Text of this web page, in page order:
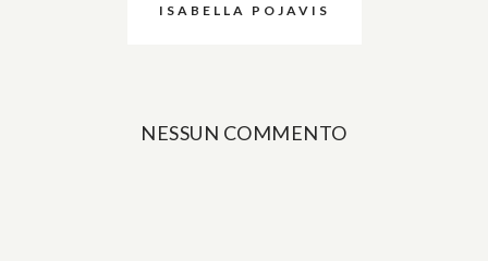
ISABELLA POJAVIS
NESSUN COMMENTO